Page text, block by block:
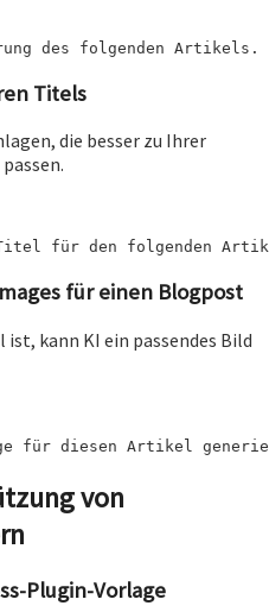
des folgenden
Titels
die besser zu Ihrer
für den folgenden
für einen Blogpost
ist, kann KI ein passendes Bild
für diesen Artikel
von
Plugin-Vorlage